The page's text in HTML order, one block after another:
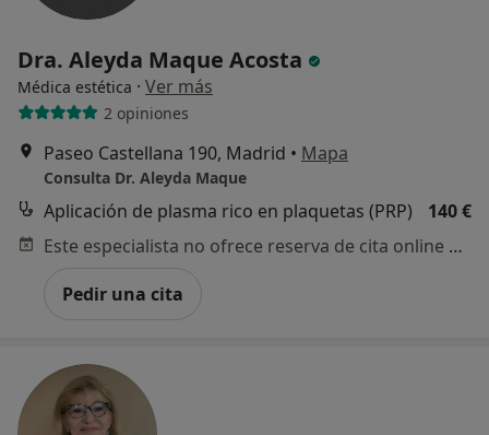
Dra. Aleyda Maque Acosta
Médica estética · Ver más
2 opiniones
Paseo Castellana 190, Madrid • Mapa
Consulta Dr. Aleyda Maque
Aplicación de plasma rico en plaquetas (PRP)
140 €
Este especialista no ofrece reserva de cita online en esta dirección.
Pedir una cita